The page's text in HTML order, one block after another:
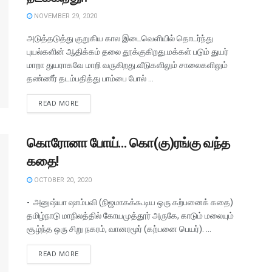
NOVEMBER 29, 2020
அடுத்தடுத்து குறுகிய கால இடைவெளியில் தொடர்ந்து
புயல்களின் ஆதிக்கம் தலை தூக்குகிறது.மக்கள் படும் துயர்
மாறா துயராகவே மாறி வருகிறது.வீடுகளிலும் சாலைகளிலும்
தண்ணீர் தடம்பதித்து பாம்பை போல் ...
READ MORE
கொரோனா போய்… கொ(கு)ரங்கு வந்த
கதை!
OCTOBER 20, 2020
- அனுஷ்யா ஷாம்பவி (நிஜமாகக்கூடிய ஒரு கற்பனைக் கதை)
தமிழ்நாடு மாநிலத்தில் கோயமுத்தூர் அருகே, காடும் மலையும்
சூழ்ந்த ஒரு சிறு நகரம், வானரமூர் (கற்பனை பெயர்). ...
READ MORE